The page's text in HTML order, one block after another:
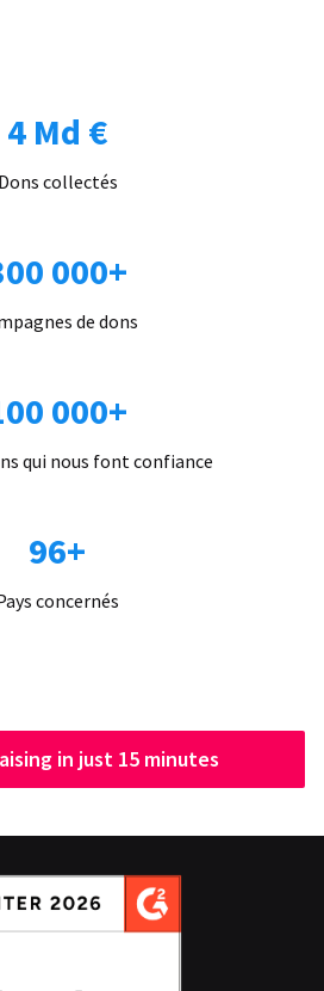
4 Md €
Dons collectés
000+
de dons
000+
qui nous font confiance
96+
concernés
in just 15 minutes